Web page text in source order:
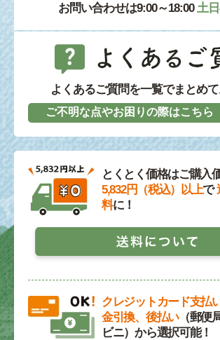
お問い合わせは9:00～18:00 土
よくあるご質問を一覧でまとめ
ご不明な点やお困りの際はこちら
とくとく価格はご購入
5,832円（税込）以上で
料に！
クレジットカード支払
金引換、後払い（郵便
ビニ）から選択可能！